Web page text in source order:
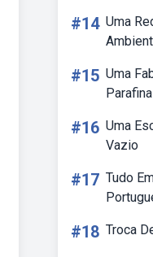
#14 Uma
#15 Uma
Parafina
#16 Uma
Vazio
#17 Tudo
#18 Troca